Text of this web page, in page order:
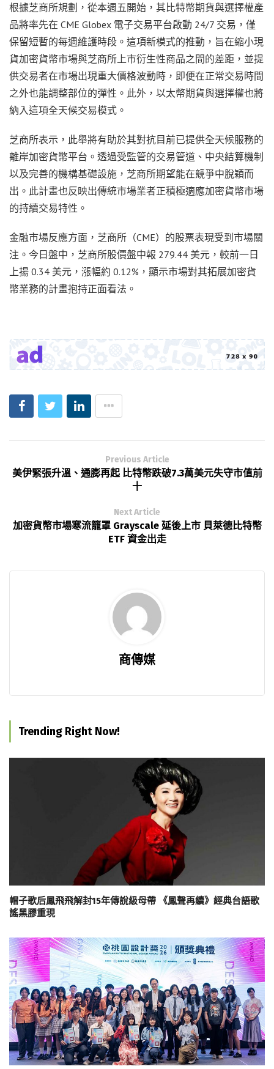
根據芝商所規劃，從本週五開始，其比特幣期貨與選擇權產
品將率先在 CME Globex 電子交易平台啟動 24/7 交易，僅
保留短暫的每週維護時段。這項新模式的推動，旨在縮小現
貨加密貨幣市場與芝商所上市衍生性商品之間的差距，並提
供交易者在市場出現重大價格波動時，即便在正常交易時間
之外也能調整部位的彈性。此外，以太幣期貨與選擇權也將
納入這項全天候交易模式。
芝商所表示，此舉將有助於其對抗目前已提供全天候服務的
離岸加密貨幣平台。透過受監管的交易管道、中央結算機制
以及完善的機構基礎設施，芝商所期望能在競爭中脫穎而
出。此計畫也反映出傳統市場業者正積極適應加密貨幣市場
的持續交易特性。
金融市場反應方面，芝商所（CME）的股票表現受到市場關
注。今日盤中，芝商所股價盤中報 279.44 美元，較前一日
上揚 0.34 美元，漲幅約 0.12%，顯示市場對其拓展加密貨
幣業務的計畫抱持正面看法。
Previous Article
美伊緊張升溫、通膨再起 比特幣跌破7.3萬美元失守市值前
十
Next Article
加密貨幣市場寒流籠罩 Grayscale 延後上市 貝萊德比特幣
ETF 資金出走
商傳媒
Trending Right Now!
帽子歌后鳳飛飛解封15年傳說級母帶 《鳳聲再續》經典台語歌
謠黑膠重現